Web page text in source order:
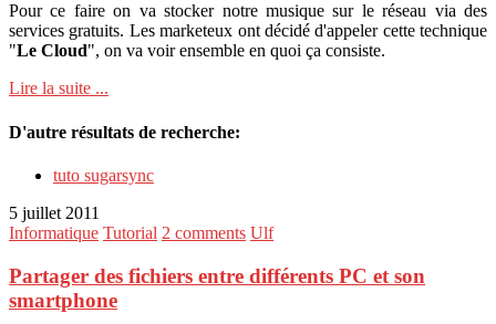
Pour ce faire on va stocker notre musique sur le réseau via des
services gratuits. Les marketeux ont décidé d'appeler cette technique
"Le Cloud", on va voir ensemble en quoi ça consiste.
Lire la suite ...
D'autre résultats de recherche:
tuto sugarsync
5 juillet 2011
Informatique Tutorial 2 comments Ulf
Partager des fichiers entre différents PC et son
smartphone